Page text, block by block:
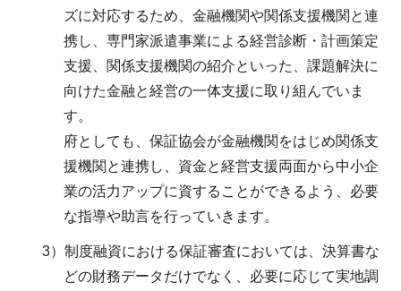
ズに対応するため、金融機関や関係支援機関と連
携し、専門家派遣事業による経営診断・計画策定
支援、関係支援機関の紹介といった、課題解決に
向けた金融と経営の一体支援に取り組んでいま
す。
府としても、保証協会が金融機関をはじめ関係支
援機関と連携し、資金と経営支援両面から中小企
業の活力アップに資することができるよう、必要
な指導や助言を行っていきます。
3）制度融資における保証審査においては、決算書な
どの財務データだけでなく、必要に応じて実地調